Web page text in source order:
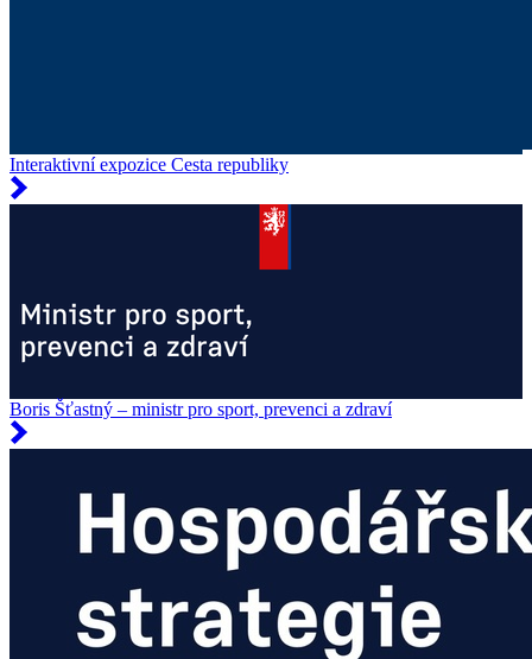
Interaktivní expozice Cesta republiky
Boris Šťastný – ministr pro sport, prevenci a zdraví